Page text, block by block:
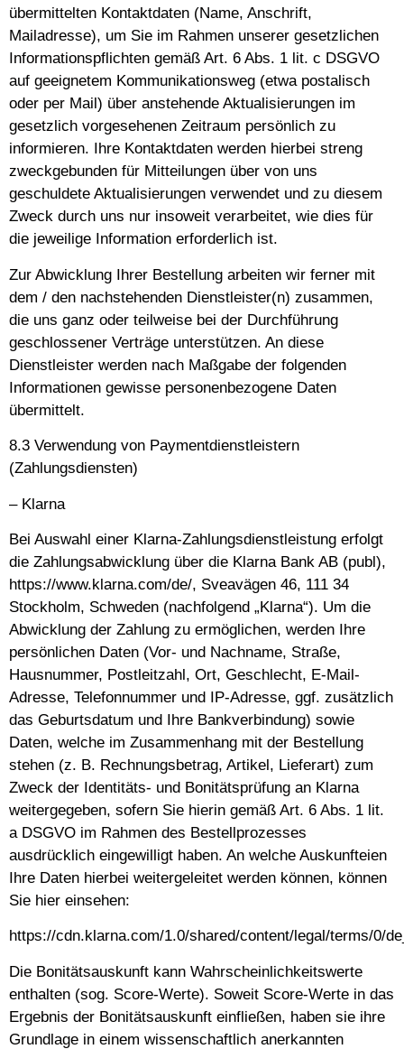
übermittelten Kontaktdaten (Name, Anschrift,
Mailadresse), um Sie im Rahmen unserer gesetzlichen
Informationspflichten gemäß Art. 6 Abs. 1 lit. c DSGVO
auf geeignetem Kommunikationsweg (etwa postalisch
oder per Mail) über anstehende Aktualisierungen im
gesetzlich vorgesehenen Zeitraum persönlich zu
informieren. Ihre Kontaktdaten werden hierbei streng
zweckgebunden für Mitteilungen über von uns
geschuldete Aktualisierungen verwendet und zu diesem
Zweck durch uns nur insoweit verarbeitet, wie dies für
die jeweilige Information erforderlich ist.
Zur Abwicklung Ihrer Bestellung arbeiten wir ferner mit
dem / den nachstehenden Dienstleister(n) zusammen,
die uns ganz oder teilweise bei der Durchführung
geschlossener Verträge unterstützen. An diese
Dienstleister werden nach Maßgabe der folgenden
Informationen gewisse personenbezogene Daten
übermittelt.
8.3 Verwendung von Paymentdienstleistern
(Zahlungsdiensten)
– Klarna
Bei Auswahl einer Klarna-Zahlungsdienstleistung erfolgt
die Zahlungsabwicklung über die Klarna Bank AB (publ),
https://www.klarna.com/de/, Sveavägen 46, 111 34
Stockholm, Schweden (nachfolgend „Klarna“). Um die
Abwicklung der Zahlung zu ermöglichen, werden Ihre
persönlichen Daten (Vor- und Nachname, Straße,
Hausnummer, Postleitzahl, Ort, Geschlecht, E-Mail-
Adresse, Telefonnummer und IP-Adresse, ggf. zusätzlich
das Geburtsdatum und Ihre Bankverbindung) sowie
Daten, welche im Zusammenhang mit der Bestellung
stehen (z. B. Rechnungsbetrag, Artikel, Lieferart) zum
Zweck der Identitäts- und Bonitätsprüfung an Klarna
weitergegeben, sofern Sie hierin gemäß Art. 6 Abs. 1 lit.
a DSGVO im Rahmen des Bestellprozesses
ausdrücklich eingewilligt haben. An welche Auskunfteien
Ihre Daten hierbei weitergeleitet werden können, können
Sie hier einsehen:
https://cdn.klarna.com/1.0/shared/content/legal/terms/0/
Die Bonitätsauskunft kann Wahrscheinlichkeitswerte
enthalten (sog. Score-Werte). Soweit Score-Werte in das
Ergebnis der Bonitätsauskunft einfließen, haben sie ihre
Grundlage in einem wissenschaftlich anerkannten